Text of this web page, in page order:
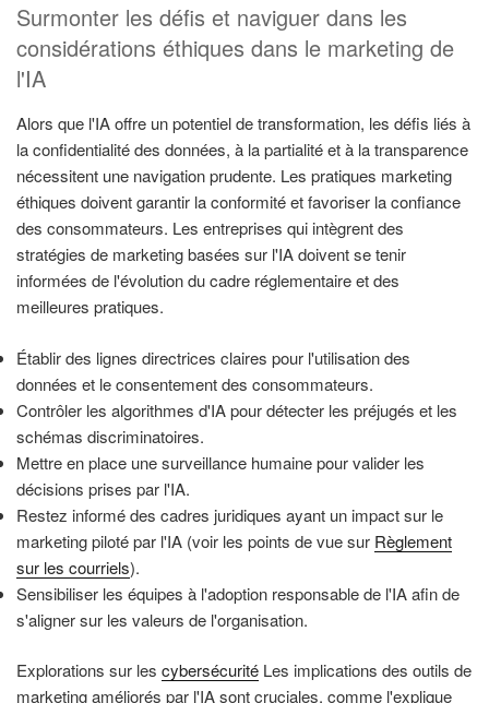
Surmonter les défis et naviguer dans les
considérations éthiques dans le marketing de
l'IA
Alors que l'IA offre un potentiel de transformation, les défis liés à
la confidentialité des données, à la partialité et à la transparence
nécessitent une navigation prudente. Les pratiques marketing
éthiques doivent garantir la conformité et favoriser la confiance
des consommateurs. Les entreprises qui intègrent des
stratégies de marketing basées sur l'IA doivent se tenir
informées de l'évolution du cadre réglementaire et des
meilleures pratiques.
Établir des lignes directrices claires pour l'utilisation des
données et le consentement des consommateurs.
Contrôler les algorithmes d'IA pour détecter les préjugés et les
schémas discriminatoires.
Mettre en place une surveillance humaine pour valider les
décisions prises par l'IA.
Restez informé des cadres juridiques ayant un impact sur le
marketing piloté par l'IA (voir les points de vue sur Règlement
sur les courriels).
Sensibiliser les équipes à l'adoption responsable de l'IA afin de
s'aligner sur les valeurs de l'organisation.
Explorations sur les cybersécurité Les implications des outils de
marketing améliorés par l'IA sont cruciales, comme l'explique